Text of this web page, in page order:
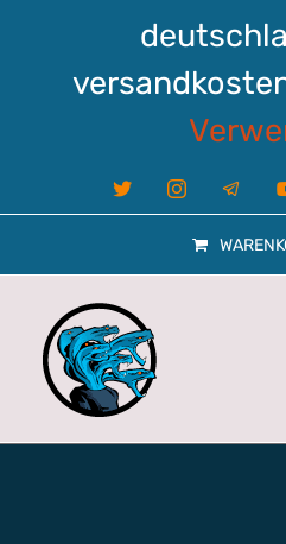
X Instagram